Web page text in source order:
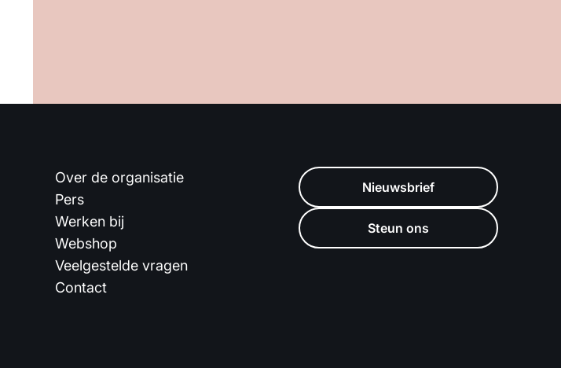
Over de organisatie
Pers
Werken bij
Webshop
Veelgestelde vragen
Contact
Nieuwsbrief
Steun ons